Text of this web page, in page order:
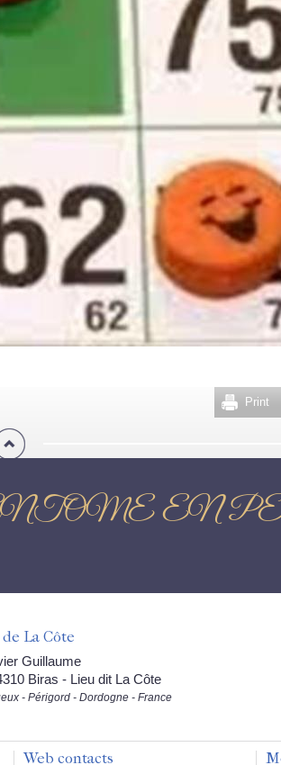
Print
BRANTOME
La Côte
Guillaume
Biras - Lieu dit La Côte
- Périgord - Dordogne - France
Web contacts